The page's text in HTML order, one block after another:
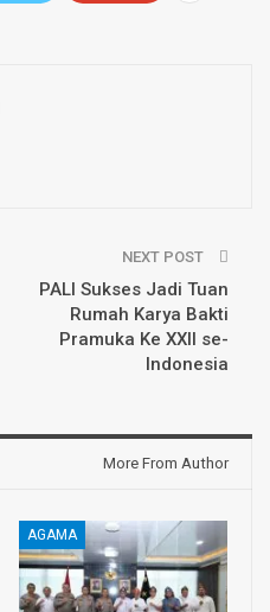
NEXT POST
PALI Sukses Jadi Tuan
Rumah Karya Bakti
Pramuka Ke XXII se-
Indonesia
More From Author
AGAMA